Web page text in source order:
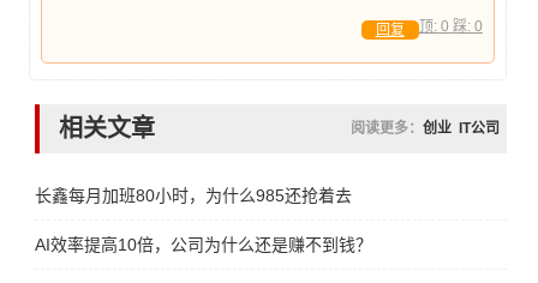
顶: 0 踩: 0
回复
相关文章 阅读更多： 创业 IT公司
长鑫每月加班80小时，为什么985还抢着去
AI效率提高10倍，公司为什么还是赚不到钱？